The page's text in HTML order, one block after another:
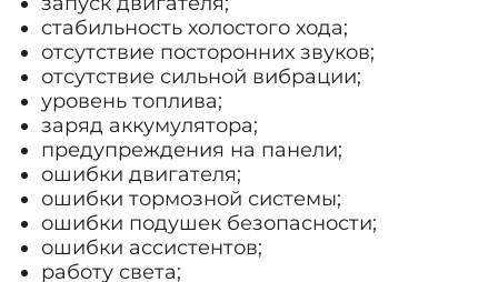
стабильность холостого хода;
отсутствие посторонних звуков;
отсутствие сильной вибрации;
уровень топлива;
заряд аккумулятора;
предупреждения на панели;
ошибки двигателя;
ошибки тормозной системы;
ошибки подушек безопасности;
ошибки ассистентов;
работу света;